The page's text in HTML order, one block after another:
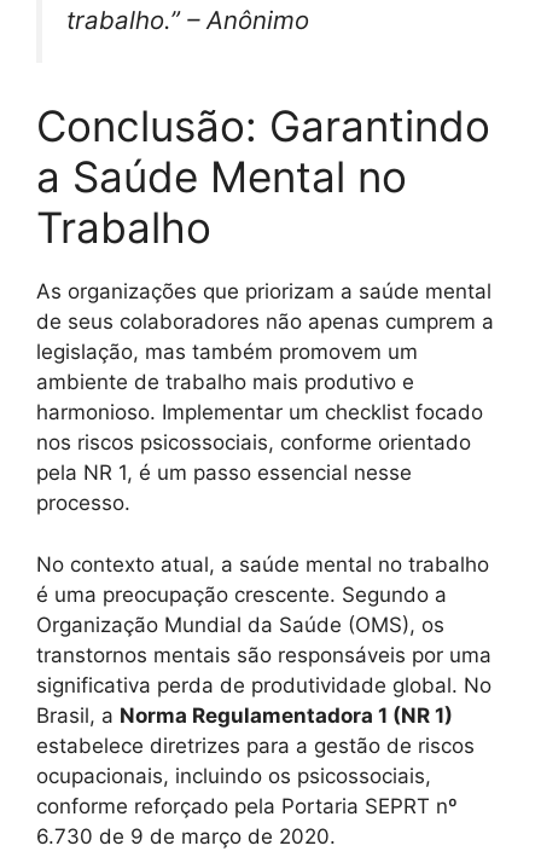
trabalho.” – Anônimo
Conclusão: Garantindo
a Saúde Mental no
Trabalho
As organizações que priorizam a saúde mental
de seus colaboradores não apenas cumprem a
legislação, mas também promovem um
ambiente de trabalho mais produtivo e
harmonioso. Implementar um checklist focado
nos riscos psicossociais, conforme orientado
pela NR 1, é um passo essencial nesse
processo.
No contexto atual, a saúde mental no trabalho
é uma preocupação crescente. Segundo a
Organização Mundial da Saúde (OMS), os
transtornos mentais são responsáveis por uma
significativa perda de produtividade global. No
Brasil, a Norma Regulamentadora 1 (NR 1)
estabelece diretrizes para a gestão de riscos
ocupacionais, incluindo os psicossociais,
conforme reforçado pela Portaria SEPRT nº
6.730 de 9 de março de 2020.